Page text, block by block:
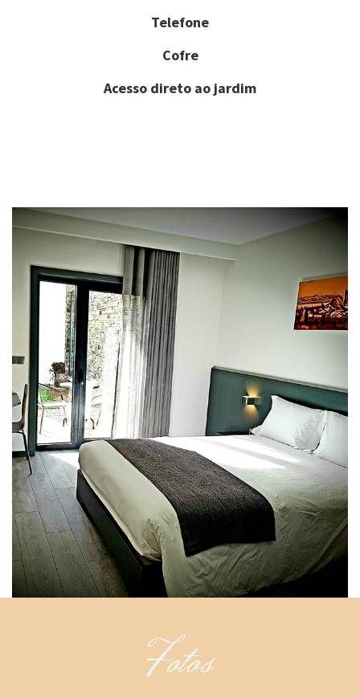
Telefone
Cofre
Acesso direto ao jardim
Fotos